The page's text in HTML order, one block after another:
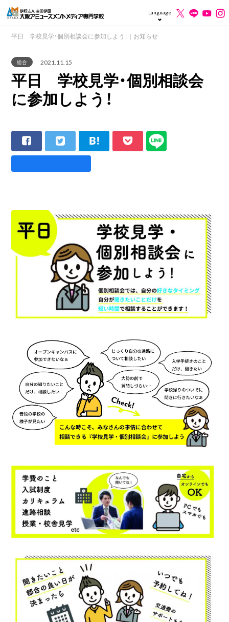
Language
平日 学校見学・個別相談会に参加しよう！｜お知らせ
総合 2021.11.15
平日 学校見学・個別相談会
に参加しよう！